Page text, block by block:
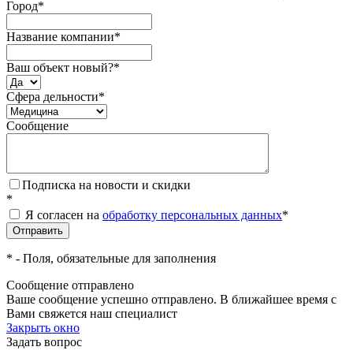
Город*
Название компании*
Ваш объект новый?*
Сфера дельности*
Сообщение
Подписка на новости и скидки
*
Я согласен на обработку персональных данных*
* - Поля, обязательные для заполнения
Сообщение отправлено
Ваше сообщение успешно отправлено. В ближайшее время с
Вами свяжется наш специалист
Закрыть окно
Задать вопрос